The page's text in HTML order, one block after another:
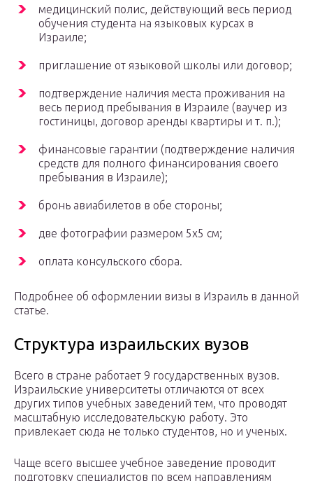
медицинский полис, действующий весь период
обучения студента на языковых курсах в
Израиле;
приглашение от языковой школы или договор;
подтверждение наличия места проживания на
весь период пребывания в Израиле (ваучер из
гостиницы, договор аренды квартиры и т. п.);
финансовые гарантии (подтверждение наличия
средств для полного финансирования своего
пребывания в Израиле);
бронь авиабилетов в обе стороны;
две фотографии размером 5х5 см;
оплата консульского сбора.
Подробнее об оформлении визы в Израиль в данной
статье.
Структура израильских вузов
Всего в стране работает 9 государственных вузов.
Израильские университеты отличаются от всех
других типов учебных заведений тем, что проводят
масштабную исследовательскую работу. Это
привлекает сюда не только студентов, но и ученых.
Чаще всего высшее учебное заведение проводит
подготовку специалистов по всем направлениям